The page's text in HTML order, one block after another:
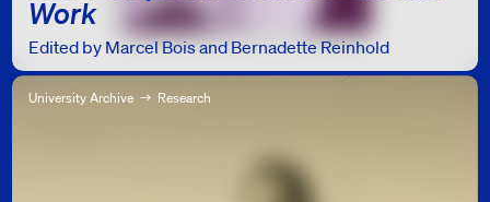
Work
Edited by Marcel Bois and Bernadette Reinhold
University Archive Research